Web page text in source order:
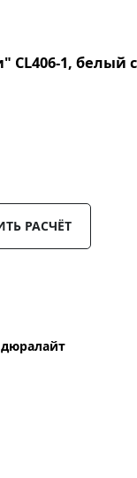
CL406-1, белый
РАСЧЁТ